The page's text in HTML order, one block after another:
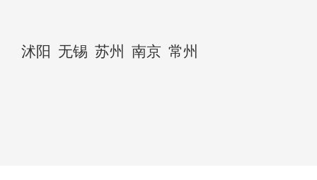
沭阳 无锡 苏州 南京 常州